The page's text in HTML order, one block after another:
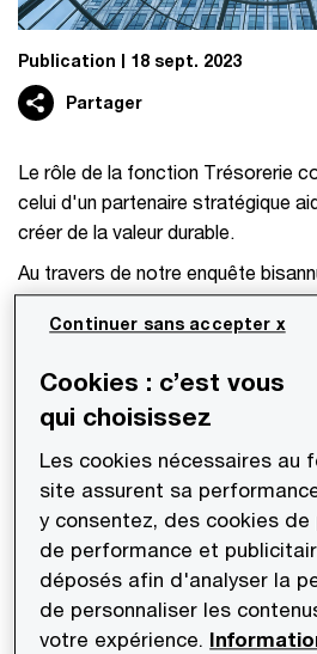
Publication 18 sept. 2023
Partager
Le rôle de la fonction Trésorerie
celui d'un partenaire stratégique
créer de la valeur durable.
Au travers de notre enquête
Survey » réalisée en 2023 au
les activités des trésoreries
valeur ajoutée réalisée purement
trésorerie, vers la recherche de
delà de la fonction.
Découvrez les six thématiques
l’étude mondiale « Global
s’appuie sur la contribution de
entreprises, tous secteurs
Cookies : c’est vous
qui choisissez
Les cookies nécessaires au
site assurent sa
y consentez, des cookies de
de performance et
déposés afin d'analyser la
de personnaliser les
votre expérience.
Continuer sans accepter x